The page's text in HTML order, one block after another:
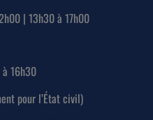
| 13h30 à 17h00
16h30
pour l’État civil)